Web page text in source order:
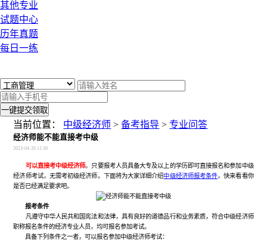
其他专业
试题中心
历年真题
每日一练
一键提交领取
当前位置： 中级经济师 >备考指导 >专业问答
经济师能不能直接考中级
2023-04-20 11:50
可以直接考中级经济师。只要报考人员具备大专及以上的学历即可直接报名和参加中级
经济师考试，无需考初级经济师。下面将为大家详细介绍中级经济师报考条件，快来看看你
是否已经满足要求吧。
报考条件
凡遵守中华人民共和国宪法和法律，具有良好的道德品行和业务素质，符合中级经济师
职称报名条件的经济专业人员，均可报名参加考试。
具备下列条件之一者，可以报名参加中级经济师考试：